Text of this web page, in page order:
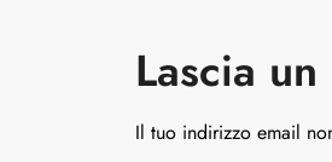
Lascia
Il tuo indirizzo email